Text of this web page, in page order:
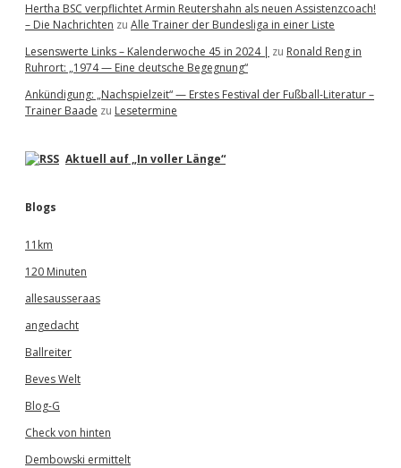
Hertha BSC verpflichtet Armin Reutershahn als neuen Assistenzcoach!
– Die Nachrichten zu Alle Trainer der Bundesliga in einer Liste
Lesenswerte Links – Kalenderwoche 45 in 2024 | zu Ronald Reng in
Ruhrort: „1974 — Eine deutsche Begegnung“
Ankündigung: „Nachspielzeit“ — Erstes Festival der Fußball-Literatur –
Trainer Baade zu Lesetermine
Aktuell auf „In voller Länge“
Blogs
11km
120 Minuten
allesausseraas
angedacht
Ballreiter
Beves Welt
Blog-G
Check von hinten
Dembowski ermittelt